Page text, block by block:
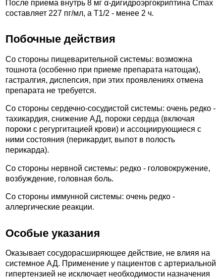
После приема внутрь 8 мг α-дигидроэргокриптина Cmax
составляет 227 пг/мл, а T1/2 - менее 2 ч.
Побочные действия
Со стороны пищеварительной системы: возможна
тошнота (особенно при приеме препарата натощак),
гастралгия, диспепсия, при этих проявлениях отмена
препарата не требуется.
Со стороны сердечно-сосудистой системы: очень редко -
тахикардия, снижение АД, пороки сердца (включая
пороки с регургитацией крови) и ассоциирующиеся с
ними состояния (перикардит, выпот в полость
перикарда).
Со стороны нервной системы: редко - головокружение,
возбуждение, головная боль.
Со стороны иммунной системы: очень редко -
аллергические реакции.
Особые указания
Оказывает сосудорасширяющее действие, не влияя на
системное АД. Применение у пациентов с артериальной
гипертензией не исключает необходимости назначения